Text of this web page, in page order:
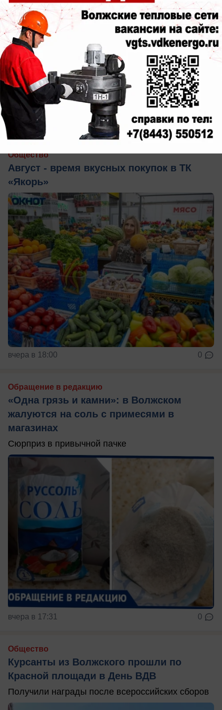
вчера в 18:24 0
Общество
Август - время вкусных покупок в ТК
«Якорь»
вчера в 18:00 0
Обращение в редакцию
«Одна грязь и камни»: в Волжском
жалуются на соль с примесями в
магазинах
Сюрприз в привычной пачке
вчера в 17:31 0
Общество
Курсанты из Волжского прошли по
Красной площади в День ВДВ
Получили награды после всероссийских сборов